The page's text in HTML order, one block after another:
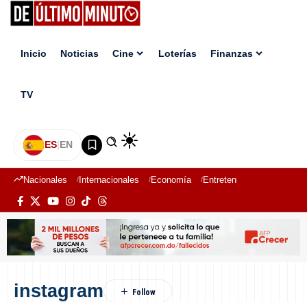
Inicio Noticias Cine Loterías Finanzas
TV
ES|EN
Nacionales Internacionales Economía Entretenimiento
instagram